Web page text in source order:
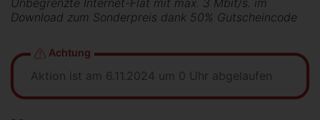
Unbegrenzte Internet-Flat mit max. 3 Mbit/s. im
Download zum Sonderpreis dank 50% Gutscheincode
Achtung
Aktion ist am 6.11.2024 um 0 Uhr abgelaufen